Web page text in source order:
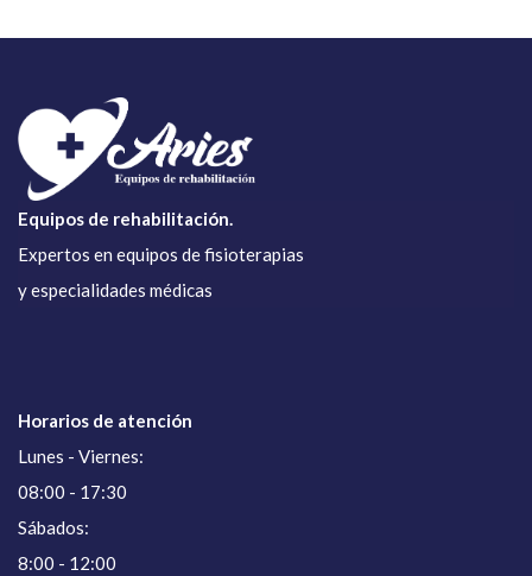
Equipos de rehabilitación.
Expertos en equipos de fisioterapias
y especialidades médicas
Horarios de atención
Lunes - Viernes:
08:00 - 17:30
Sábados:
8:00 - 12:00